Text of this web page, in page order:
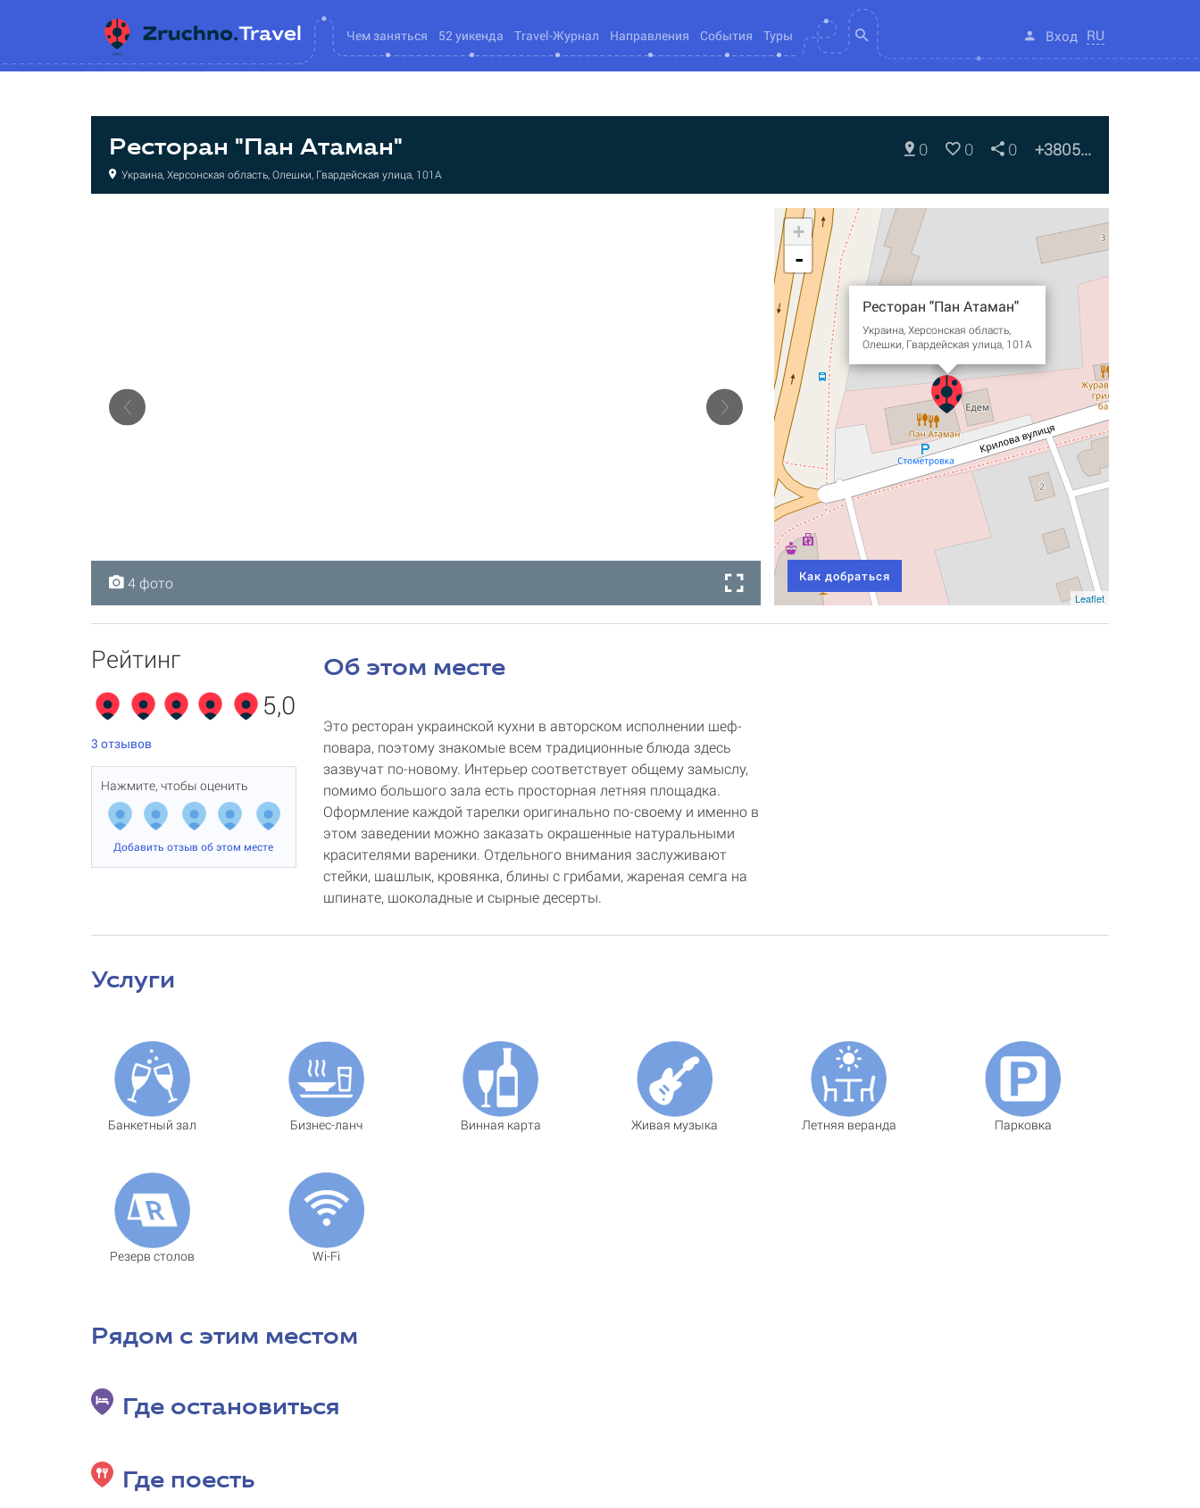
Чем заняться 52 уикенда Travel-Журнал Направления События Туры Вход RU
Ресторан "Пан Атаман"
Украина, Херсонская область, Олешки, Гвардейская улица, 101А
0 0 0 +3805...
4 фото
4 фото
4 фото
4 фото
Ресторан "Пан Атаман"
Украина, Херсонская область,
Олешки, Гвардейская улица, 101А
+
-
Leaflet
Как добраться
Рейтинг
5,0
3 отзывов
Нажмите, чтобы оценить
Добавить отзыв об этом месте
Об этом месте
Это ресторан украинской кухни в авторском исполнении шеф-
повара, поэтому знакомые всем традиционные блюда здесь
зазвучат по-новому. Интерьер соответствует общему замыслу,
помимо большого зала есть просторная летняя площадка.
Оформление каждой тарелки оригинально по-своему и именно в
этом заведении можно заказать окрашенные натуральными
красителями вареники. Отдельного внимания заслуживают
стейки, шашлык, кровянка, блины с грибами, жареная семга на
шпинате, шоколадные и сырные десерты.
Услуги
Банкетный зал Бизнес-ланч Винная карта Живая музыка Летняя веранда Парковка
Резерв столов Wi-Fi
Рядом с этим местом
Где остановиться
Где поесть